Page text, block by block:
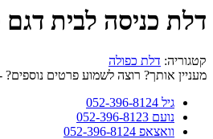
דלת כניסה לבית
קטגוריה: דלת כפולה
מעניין אותך? רוצה לשמוע פרטים
גיל 052-396-8124
נועם 052-396-8123
וואצאפ 052-396-8124